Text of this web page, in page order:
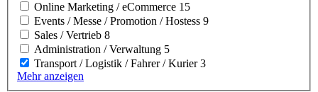
Online Marketing / eCommerce 15
Events / Messe / Promotion / Hostess 9
Sales / Vertrieb 8
Administration / Verwaltung 5
Transport / Logistik / Fahrer / Kurier3
Mehr anzeigen